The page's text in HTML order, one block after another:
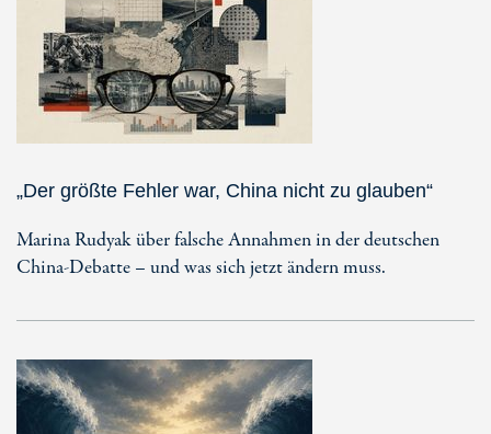
„Der größte Fehler war, China nicht zu glauben“
Marina Rudyak über falsche Annahmen in der deutschen
China-Debatte – und was sich jetzt ändern muss.